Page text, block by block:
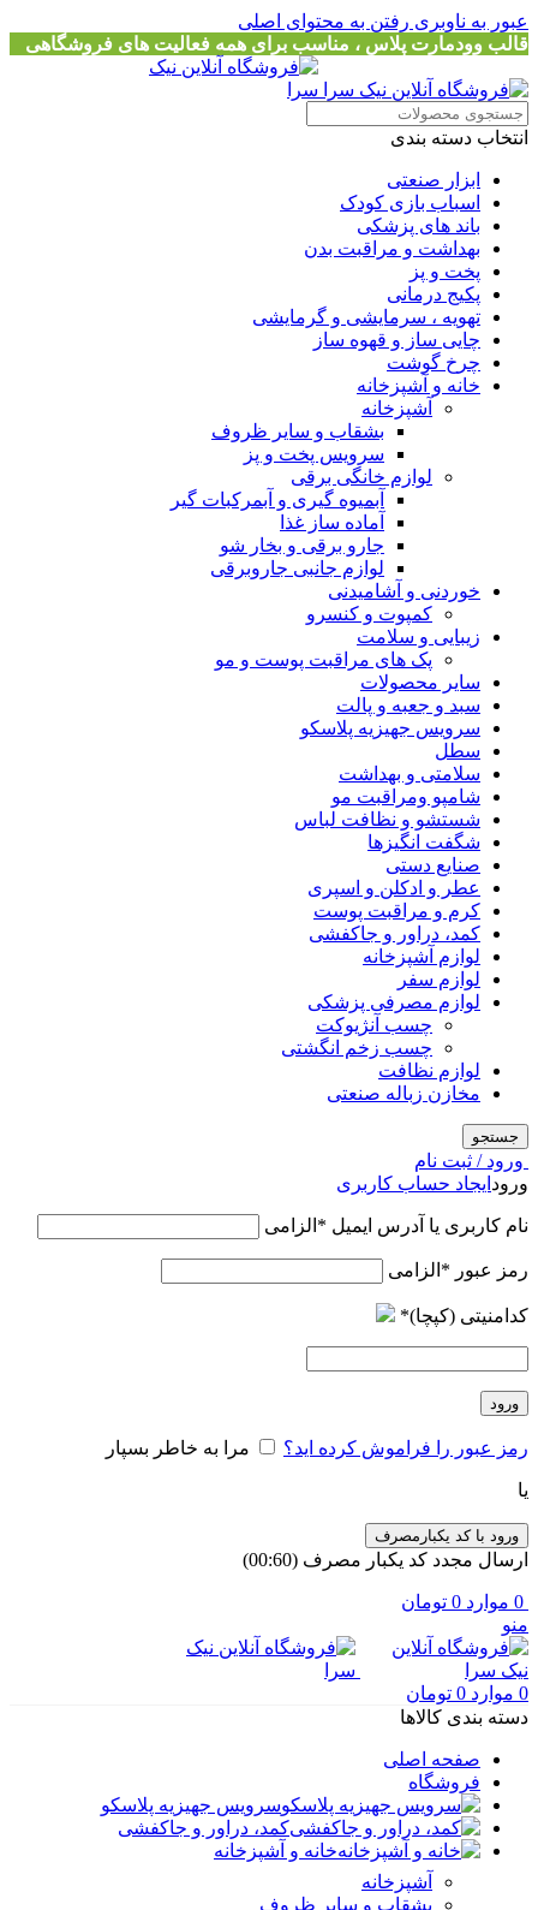
عبور به ناوبری رفتن به محتوای اصلی
قالب وودمارت پلاس ، مناسب برای همه فعالیت های فروشگاهی
انتخاب دسته بندی
ابزار صنعتی
اسباب بازی کودک
باند های پزشکی
بهداشت و مراقبت بدن
پخت و پز
پکیج درمانی
تهویه ، سرمایشی و گرمایشی
چایی ساز و قهوه ساز
چرخ گوشت
خانه و آشپزخانه
آشپزخانه
بشقاب و سایر ظروف
سرویس پخت و پز
لوازم خانگی برقی
آبمیوه گیری و آبمرکبات گیر
آماده ساز غذا
جارو برقی و بخار شو
لوازم جانبی جاروبرقی
خوردنی و آشامیدنی
کمپوت و کنسرو
زیبایی و سلامت
پک های مراقبت پوست و مو
سایر محصولات
سبد و جعبه و پالت
سرویس جهیزیه پلاسکو
سطل
سلامتی و بهداشت
شامپو ومراقبت مو
شستشو و نظافت لباس
شگفت انگیزها
صنایع دستی
عطر و ادکلن و اسپری
کرم و مراقبت پوست
کمد، دراور و جاکفشی
لوازم آشپزخانه
لوازم سفر
لوازم مصرفی پزشکی
چسب آنژیوکت
چسب زخم انگشتی
لوازم نظافت
مخازن زباله صنعتی
جستجو
ورود / ثبت نام
ورود ایجاد حساب کاربری
نام کاربری یا آدرس ایمیل * الزامی
رمز عبور * الزامی
کدامنیتی (کپچا)*
ورود
رمز عبور را فراموش کرده اید؟ مرا به خاطر بسپار
یا
ورود با کد یکبارمصرف
ارسال مجدد کد یکبار مصرف (00:
60
)
0 موارد 0 تومان
منو
0 موارد 0 تومان
دسته بندی کالاها
صفحه اصلی
فروشگاه
سرویس جهیزیه پلاسکو
کمد، دراور و جاکفشی
خانه و آشپزخانه
آشپزخانه
بشقاب و سایر ظروف